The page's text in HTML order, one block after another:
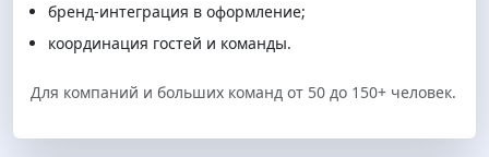
бренд-интеграция в оформление;
координация гостей и команды.
Для компаний и больших команд от 50 до 150+ человек.